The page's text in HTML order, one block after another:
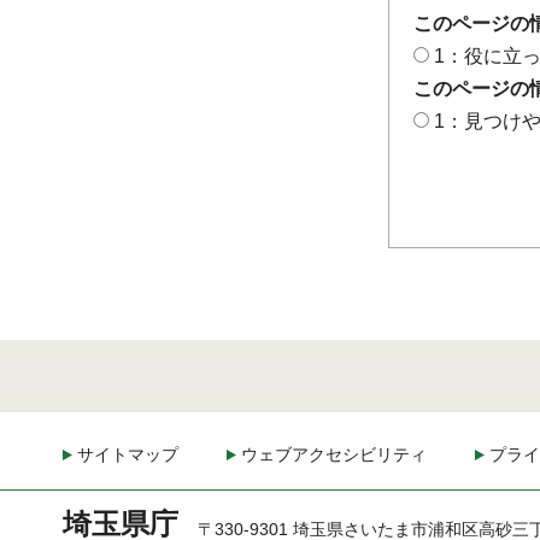
このページの
1：役に立
このページの
1：見つけ
サイトマップ ウェブアクセシビリティ プラ
埼玉県庁 〒330-9301 埼玉県さいたま市浦和区高砂三